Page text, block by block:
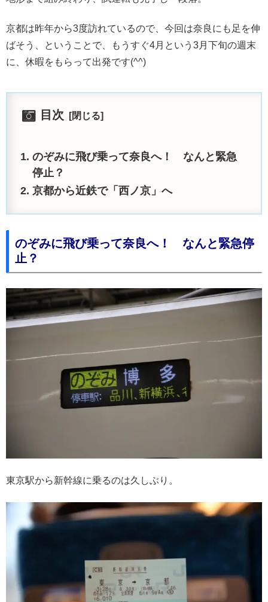
京都は昨年から3度訪れているので、今回は奈良にも足を伸
ばそう、ということで、もうすぐ4月という3月下旬の週末
に、休暇をもらって出発です(^^)
目次
のぞみに飛び乗って奈良へ！ なんと緊急
停止？
京都から近鉄で「西ノ京」へ
のぞみに飛び乗って奈良へ！ なんと緊急停
止？
東京駅から新幹線に乗るのは久しぶり。